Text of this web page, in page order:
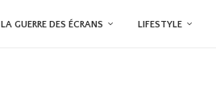
LA GUERRE DES ÉCRANS LIFESTYLE